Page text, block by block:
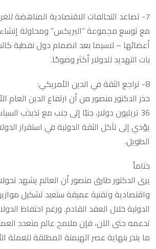
7- تصاعد التحالفات الاقتصادية المناهضة للغرب:
مع توسع مجموعة “البريكس” ومحاولة
أعضائها – لاسيما بعد انضمام دول نفطية
بات التهديد للدولار أكثر وضوحًا.
8- تراجع الثقة في الدين الأمريكي:
حذر الدكتور منصور من أن ارتفاع الدين العام
36 تريليون دولار، جنبًا إلى جنب مع تذبذب
يؤدي إلى تآكل الثقة الدولية في استقرار
الطويل.
ختاماً
يرى الدكتور طارق منصور أن العالم يشهد
واقتصادية وتقنية عميقة ستعيد تشكيل
الدولية خلال العقد القادم. ورغم احتفاظ
تدعمه حتى الآن، فإن ملامح عالم متعدد
ما ينذر بنهاية عصر الهيمنة المطلقة للعملة